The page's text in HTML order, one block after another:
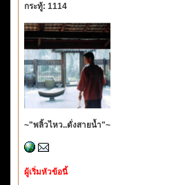
กระทู้: 1114
~"พลิ้วไหว..ดั่งสายน้ำ"~
ผู้เริ่มหัวข้อนี้